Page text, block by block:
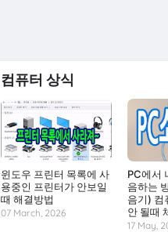
컴퓨터 상식
윈도우 프린터 목록에 사
용중인 프린터가 안보일
때 해결방법
07 March, 2026
PC에서
음하는
음기) 컴
안 될때
17 May,